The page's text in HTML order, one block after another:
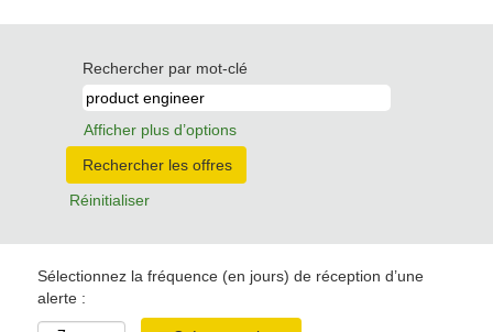
Rechercher par mot-clé
Afficher plus d’options
Réinitialiser
Sélectionnez la fréquence (en jours) de réception d’une
alerte :